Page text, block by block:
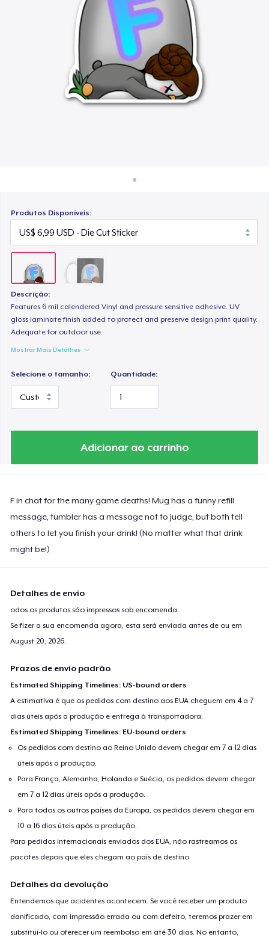
Venda em todo lugar
Venda qualquer coisa
Produtos Disponíveis:
Descrição:
Features 6 mil calendered Vinyl and pressure sensitive adhesive. UV
gloss laminate finish added to protect and preserve design print quality.
Adequate for outdoor use.
Mostrar Mais Detalhes
Selecione o tamanho: Quantidade:
Adicionar ao carrinho
F in chat for the many game deaths! Mug has a funny refill
message, tumbler has a message not to judge, but both tell
others to let you finish your drink! (No matter what that drink
might be!)
Detalhes de envio
odos os produtos são impressos sob encomenda.
Se fizer a sua encomenda agora, esta será enviada antes de ou em
August 20, 2026.
Prazos de envio padrão
Estimated Shipping Timelines: US-bound orders
A estimativa é que os pedidos com destino aos EUA cheguem em 4 a 7
dias úteis após a produção e entrega à transportadora.
Estimated Shipping Timelines: EU-bound orders
Os pedidos com destino ao Reino Unido devem chegar em 7 a 12 dias
úteis após a produção.
Para França, Alemanha, Holanda e Suécia, os pedidos devem chegar
em 7 a 12 dias úteis após a produção.
Para todos os outros países da Europa, os pedidos devem chegar em
10 a 16 dias úteis após a produção.
Para pedidos internacionais enviados dos EUA, não rastreamos os
pacotes depois que eles chegam ao país de destino.
Detalhes da devolução
Entendemos que acidentes acontecem. Se você receber um produto
danificado, com impressão errada ou com defeito, teremos prazer em
substituí-lo ou oferecer um reembolso em até 30 dias. No entanto,